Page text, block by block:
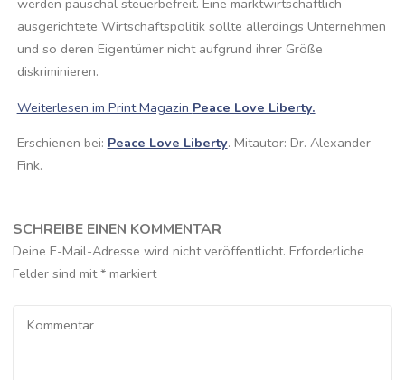
werden pauschal steuerbefreit. Eine marktwirtschaftlich
ausgerichtete Wirtschaftspolitik sollte allerdings Unternehmen
und so deren Eigentümer nicht aufgrund ihrer Größe
diskriminieren.
Weiterlesen im Print Magazin Peace Love Liberty.
Erschienen bei: Peace Love Liberty. Mitautor: Dr. Alexander
Fink.
SCHREIBE EINEN KOMMENTAR
Deine E-Mail-Adresse wird nicht veröffentlicht. Erforderliche
Felder sind mit* markiert